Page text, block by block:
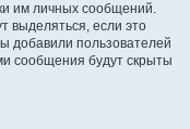
им личных сообщений.
выделяться, если это
добавили пользователей
сообщения будут скрыты